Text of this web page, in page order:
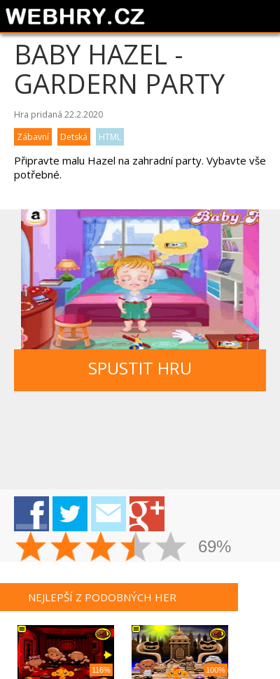
BABY HAZEL -
GARDERN PARTY
Hra pridaná 22.2.2020
Zábavní
Detská HTML
Připravte malu Hazel na zahradní party. Vybavte vše
potřebné.
SPUSTIT HRU
69%
NEJLEPŠÍ Z PODOBNÝCH HER
116% 100%